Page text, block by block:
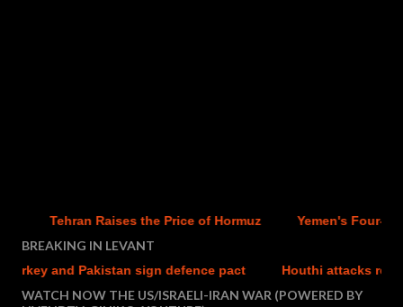
Tehran Raises the Price of Hormuz Yemen's Four-Year
BREAKING IN LEVANT
and Pakistan sign defence pact Houthi attacks
WATCH NOW THE US/ISRAELI-IRAN WAR (POWERED BY